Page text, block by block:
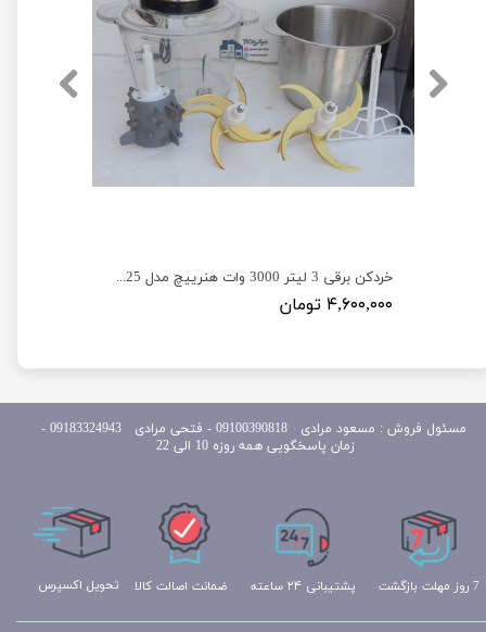
خردکن برقی 3 لیتر 3000 وات هنرییچ مدل HEINRICHS SL-2025
۴,۶۰۰,۰۰۰ تومان
تحویل اکسپرس پشتیبانی ۲۴ ساعته 7 روز مهلت بازگشت ضمانت اصالت کالا
مسئول
فروش : مسعود مرادی 09100390818​​​​​​​ ​​​​​​​- فتحی مرادی 09183324943 -
زمان پاسخگویی همه روزه 10 الی 22